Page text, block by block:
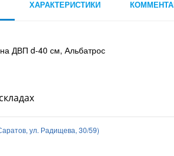
ХАРАКТЕРИСТИКИ
ДВП d-40 см, Альбатрос
ул. Радищева, 30/59)